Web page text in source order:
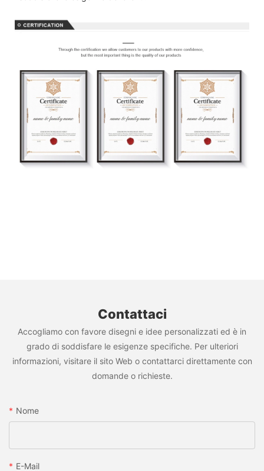
Contattaci
Accogliamo con favore disegni e idee personalizzati ed è in
grado di soddisfare le esigenze specifiche. Per ulteriori
informazioni, visitare il sito Web o contattarci direttamente con
domande o richieste.
Nome
E-Mail